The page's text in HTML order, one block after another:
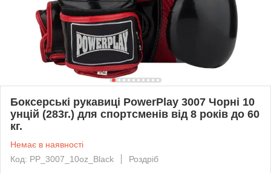
Боксерські рукавиці PowerPlay 3007 Чорні 10
унцій (283г.) для спортсменів від 8 років до 60
кг.
Немає в наявності
Код: PP_3007_10oz_Black
Роздріб